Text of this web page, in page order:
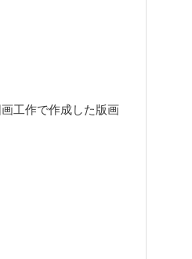
工作で作成した版画